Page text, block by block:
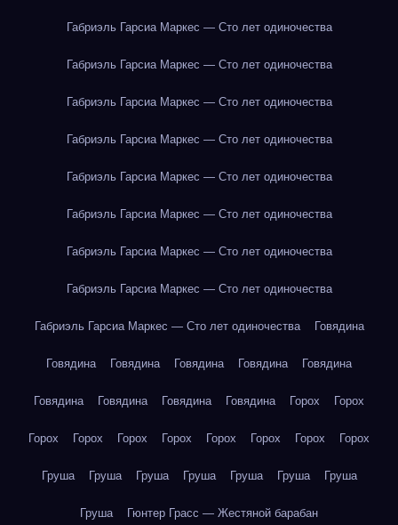
Габриэль Гарсиа Маркес — Сто лет одиночества
Габриэль Гарсиа Маркес — Сто лет одиночества
Габриэль Гарсиа Маркес — Сто лет одиночества
Габриэль Гарсиа Маркес — Сто лет одиночества
Габриэль Гарсиа Маркес — Сто лет одиночества
Габриэль Гарсиа Маркес — Сто лет одиночества
Габриэль Гарсиа Маркес — Сто лет одиночества
Габриэль Гарсиа Маркес — Сто лет одиночества
Габриэль Гарсиа Маркес — Сто лет одиночества Говядина
Говядина Говядина Говядина Говядина Говядина
Говядина Говядина Говядина Говядина Горох Горох
Горох Горох Горох Горох Горох Горох Горох Горох
Груша Груша Груша Груша Груша Груша Груша
Груша Гюнтер Грасс — Жестяной барабан